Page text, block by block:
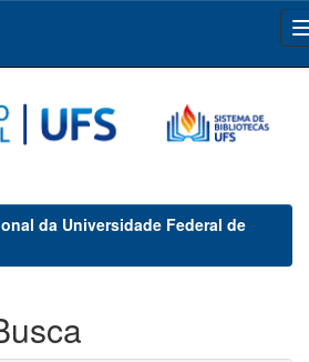
da Universidade Federal de